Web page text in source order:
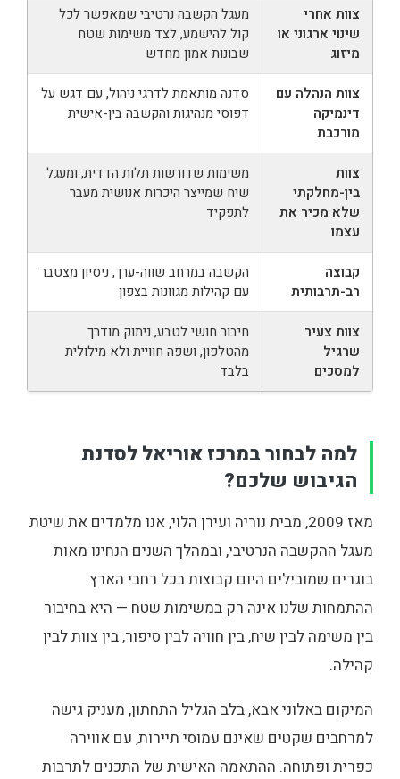
צוות אחרי
שינוי ארגוני או
מיזוג
מעגל הקשבה נרטיבי שמאפשר לכל
קול להישמע, לצד משימות שטח
שבונות אמון מחדש
צוות הנהלה עם
דינמיקה
מורכבת
סדנה מותאמת לדרגי ניהול, עם דגש על
דפוסי מנהיגות והקשבה בין-אישית
צוות
בין-מחלקתי
שלא מכיר את
עצמו
משימות שדורשות תלות הדדית, ומעגל
שיח שמייצר היכרות אנושית מעבר
לתפקיד
קבוצה
רב-תרבותית
הקשבה במרחב שווה-ערך, ניסיון מצטבר
עם קהילות מגוונות בצפון
צוות צעיר
שרגיל
למסכים
חיבור חושי לטבע, ניתוק מודרך
מהטלפון, ושפה חוויית ולא מילולית
בלבד
למה לבחור במרכז אוריאל לסדנת
הגיבוש שלכם?
מאז 2009, מבית נוריה ועירן הלוי, אנו מלמדים את שיטת
מעגל ההקשבה הנרטיבי, ובמהלך השנים הנחינו מאות
בוגרים שמובילים היום קבוצות בכל רחבי הארץ.
ההתמחות שלנו אינה רק במשימות שטח — היא בחיבור
בין משימה לבין שיח, בין חוויה לבין סיפור, בין צוות לבין
קהילה.
המיקום באלוני אבא, בלב הגליל התחתון, מעניק גישה
למרחבים שקטים שאינם עמוסי תיירות, עם אווירה
כפרית ופתוחה. ההתאמה האישית של התכנים לתרבות